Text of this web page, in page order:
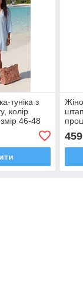
туніка з
колір
46-48
459